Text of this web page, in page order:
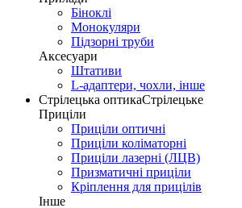
Біноклі
Монокуляри
Підзорні труби
Аксесуари
Штативи
L-адаптери, чохли, інше
Стрілецька оптикаСтрілецьке
Приціли
Приціли оптичні
Приціли коліматорні
Приціли лазерні (ЛЦВ)
Призматичні приціли
Кріплення для прицілів
Інше